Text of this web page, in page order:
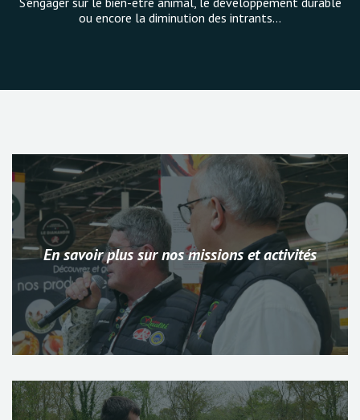
ou encore la diminution des intrants…
En savoir plus sur nos missions et activités